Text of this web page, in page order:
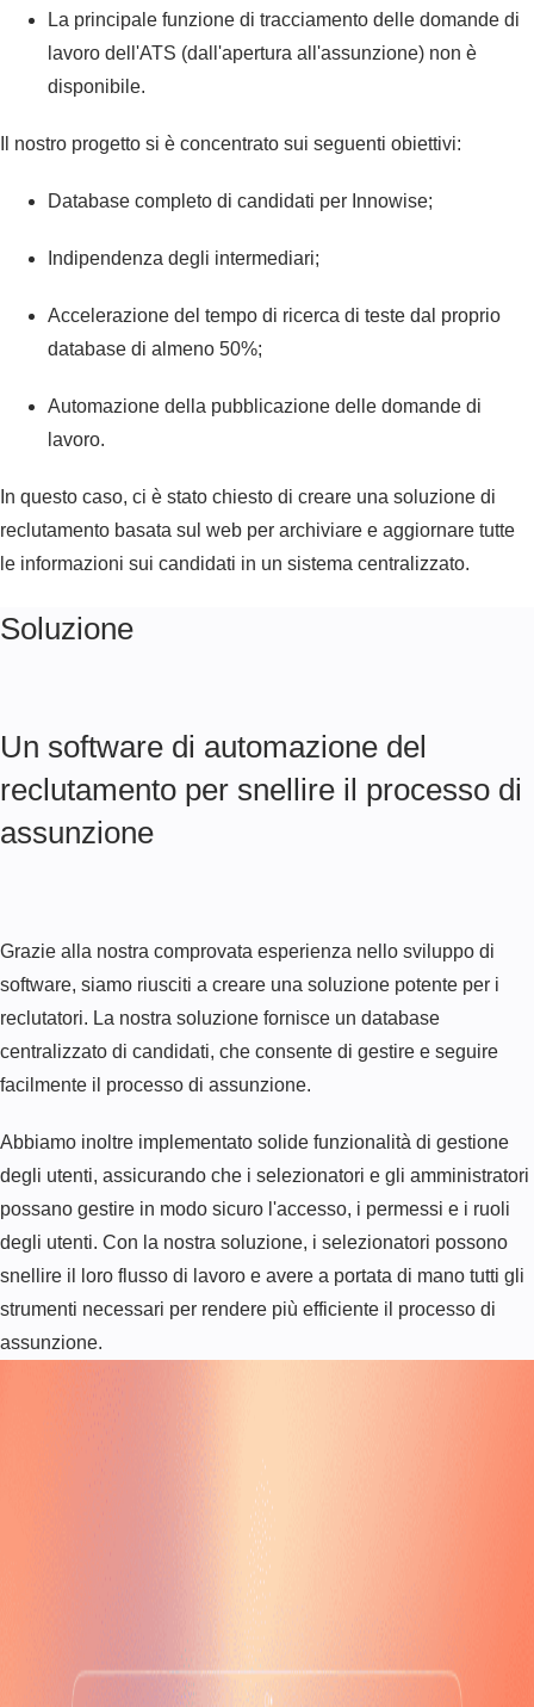
La principale funzione di tracciamento delle domande di
lavoro dell'ATS (dall'apertura all'assunzione) non è
disponibile.
Il nostro progetto si è concentrato sui seguenti obiettivi:
Database completo di candidati per Innowise;
Indipendenza degli intermediari;
Accelerazione del tempo di ricerca di teste dal proprio
database di almeno 50%;
Automazione della pubblicazione delle domande di
lavoro.
In questo caso, ci è stato chiesto di creare una soluzione di
reclutamento basata sul web per archiviare e aggiornare tutte
le informazioni sui candidati in un sistema centralizzato.
Soluzione
Un software di automazione del
reclutamento per snellire il processo di
assunzione
Grazie alla nostra comprovata esperienza nello sviluppo di
software, siamo riusciti a creare una soluzione potente per i
reclutatori. La nostra soluzione fornisce un database
centralizzato di candidati, che consente di gestire e seguire
facilmente il processo di assunzione.
Abbiamo inoltre implementato solide funzionalità di gestione
degli utenti, assicurando che i selezionatori e gli amministratori
possano gestire in modo sicuro l'accesso, i permessi e i ruoli
degli utenti. Con la nostra soluzione, i selezionatori possono
snellire il loro flusso di lavoro e avere a portata di mano tutti gli
strumenti necessari per rendere più efficiente il processo di
assunzione.